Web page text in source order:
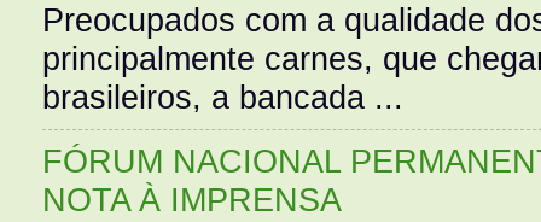
Preocupados com a qualidade
principalmente carnes, que
brasileiros, a bancada ...
FÓRUM NACIONAL
NOTA À IMPRENSA